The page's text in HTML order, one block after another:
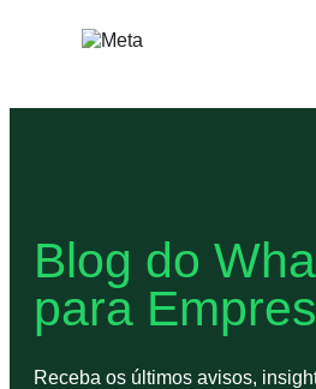
Blog do
para
Receba os últimos avisos,